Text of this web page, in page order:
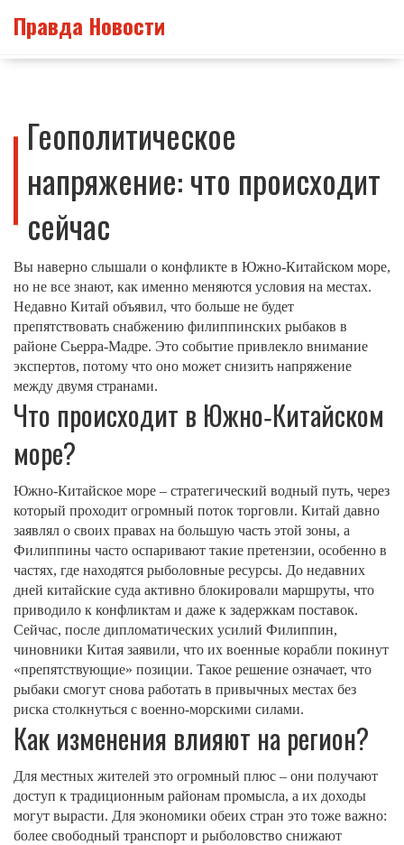
Правда Новости
Геополитическое
напряжение: что происходит
сейчас
Вы наверно слышали о конфликте в Южно‑Китайском море,
но не все знают, как именно меняются условия на местах.
Недавно Китай объявил, что больше не будет
препятствовать снабжению филиппинских рыбаков в
районе Сьерра‑Мадре. Это событие привлекло внимание
экспертов, потому что оно может снизить напряжение
между двумя странами.
Что происходит в Южно‑Китайском
море?
Южно‑Китайское море – стратегический водный путь, через
который проходит огромный поток торговли. Китай давно
заявлял о своих правах на большую часть этой зоны, а
Филиппины часто оспаривают такие претензии, особенно в
частях, где находятся рыболовные ресурсы. До недавних
дней китайские суда активно блокировали маршруты, что
приводило к конфликтам и даже к задержкам поставок.
Сейчас, после дипломатических усилий Филиппин,
чиновники Китая заявили, что их военные корабли покинут
«препятствующие» позиции. Такое решение означает, что
рыбаки смогут снова работать в привычных местах без
риска столкнуться с военно-морскими силами.
Как изменения влияют на регион?
Для местных жителей это огромный плюс – они получают
доступ к традиционным районам промысла, а их доходы
могут вырасти. Для экономики обеих стран это тоже важно:
более свободный транспорт и рыболовство снижают